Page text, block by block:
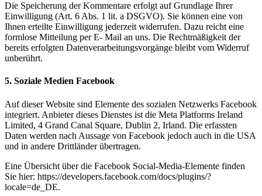
Die Speicherung der Kommentare erfolgt auf Grundlage Ihrer
Einwilligung (Art. 6 Abs. 1 lit. a DSGVO). Sie können eine von
Ihnen erteilte Einwilligung jederzeit widerrufen. Dazu reicht eine
formlose Mitteilung per E- Mail an uns. Die Rechtmäßigkeit der
bereits erfolgten Datenverarbeitungsvorgänge bleibt vom Widerruf
unberührt.
5. Soziale Medien Facebook
Auf dieser Website sind Elemente des sozialen Netzwerks Facebook
integriert. Anbieter dieses Dienstes ist die Meta Platforms Ireland
Limited, 4 Grand Canal Square, Dublin 2, Irland. Die erfassten
Daten werden nach Aussage von Facebook jedoch auch in die USA
und in andere Drittländer übertragen.
Eine Übersicht über die Facebook Social-Media-Elemente finden
Sie hier: https://developers.facebook.com/docs/plugins/?
locale=de_DE.